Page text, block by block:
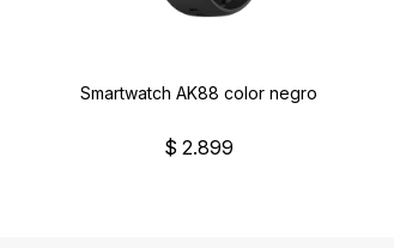
Smartwatch AK88 color negro
$ 2.899